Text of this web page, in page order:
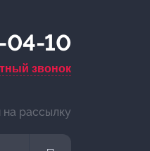
04-10
звонок
на рассылку